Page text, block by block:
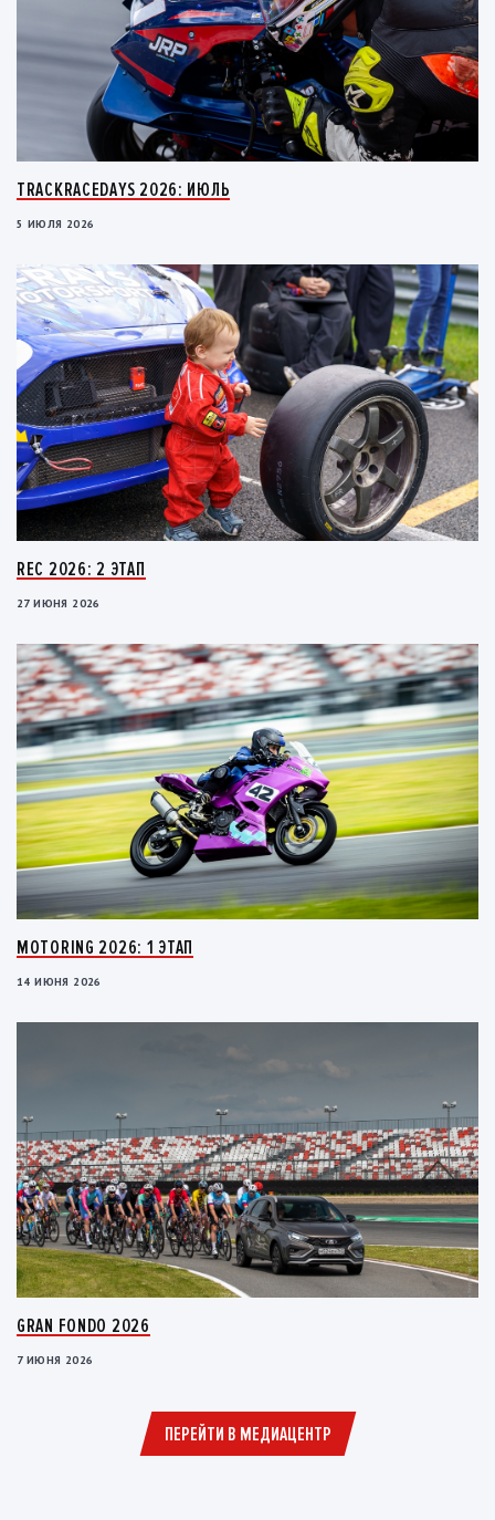
TRACKRACEDAYS 2026: ИЮЛЬ
5 ИЮЛЯ 2026
REC 2026: 2 ЭТАП
27 ИЮНЯ 2026
MOTORING 2026: 1 ЭТАП
14 ИЮНЯ 2026
GRAN FONDO 2026
7 ИЮНЯ 2026
ПЕРЕЙТИ В МЕДИАЦЕНТР